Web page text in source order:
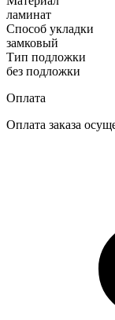
ламинат
Способ укладки
замковый
Тип подложки
без подложки
Оплата
Оплата заказа